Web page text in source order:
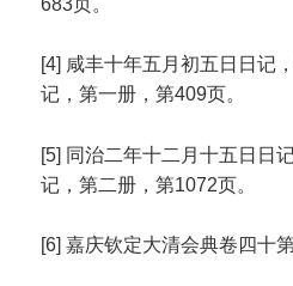
[4] 咸丰十年五月初五日日记
记，第一册，第409页。
[5] 同治二年十二月十五日日
记，第二册，第1072页。
[6] 嘉庆钦定大清会典卷四十